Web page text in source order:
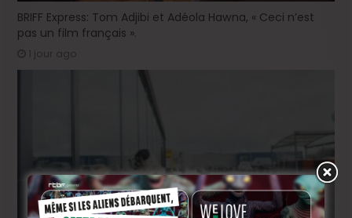
BRIFF Express: Tom Adjibi et Adéola Hawna, « Ceci n’est
pas un film français ».
1 jour ago